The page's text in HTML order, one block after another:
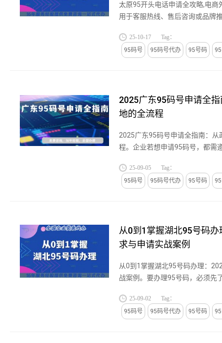
太原95开头电话申请全攻略,电商
用于客服热线、售后咨询或品牌
后热线，还是小店区的企业品牌...
25-10-17
Tag：
95码号
95码号代办 95号码
2025广东95码号申请全
地的全流程
2025广东95码号申请全指南：从
程。企业若想申请95码号，都需
电商、物流等行业提升品牌辨识
25-09-05
Tag：
95码号
95码号代办 95号码
从0到1掌握湖北95号码
求与申请实战案例
从0到1掌握湖北95号码办理：
战案例。要办理95号码，必须先
规，明确了号码申请、使用、监
25-09-02
Tag：
95码号
95码号代办 95号码